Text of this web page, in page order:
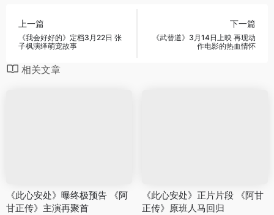
上一篇
《我会好好的》定档3月22日 张
子枫演绎萌宠故事
下一篇
《武替道》3月14日上映 再现动
作电影的热血情怀
相关文章
《此心安处》曝终极预告 《阿
甘正传》主演再聚首
《此心安处》正片片段 《阿甘
正传》原班人马回归